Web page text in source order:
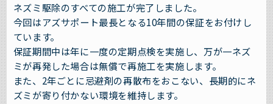
ネズミ駆除のすべての施工が完了しました。
今回はアズサポート最長となる10年間の保証をお付けし
ています。
保証期間中は年に一度の定期点検を実施し、万が一ネズ
ミが再発した場合は無償で再施工を実施します。
また、2年ごとに忌避剤の再散布をおこない、長期的にネ
ズミが寄り付かない環境を維持します。